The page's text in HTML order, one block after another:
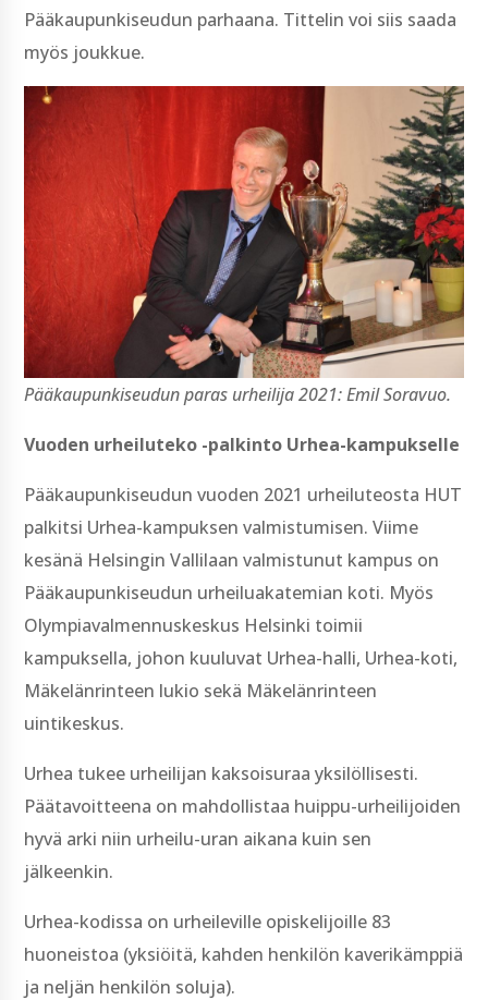
Pääkaupunkiseudun parhaana. Tittelin voi siis saada
myös joukkue.
Pääkaupunkiseudun paras urheilija 2021: Emil Soravuo.
Vuoden urheiluteko -palkinto Urhea-kampukselle
Pääkaupunkiseudun vuoden 2021 urheiluteosta HUT
palkitsi Urhea-kampuksen valmistumisen. Viime
kesänä Helsingin Vallilaan valmistunut kampus on
Pääkaupunkiseudun urheiluakatemian koti. Myös
Olympiavalmennuskeskus Helsinki toimii
kampuksella, johon kuuluvat Urhea-halli, Urhea-koti,
Mäkelänrinteen lukio sekä Mäkelänrinteen
uintikeskus.
Urhea tukee urheilijan kaksoisuraa yksilöllisesti.
Päätavoitteena on mahdollistaa huippu-urheilijoiden
hyvä arki niin urheilu-uran aikana kuin sen
jälkeenkin.
Urhea-kodissa on urheileville opiskelijoille 83
huoneistoa (yksiöitä, kahden henkilön kaverikämppiä
ja neljän henkilön soluja).